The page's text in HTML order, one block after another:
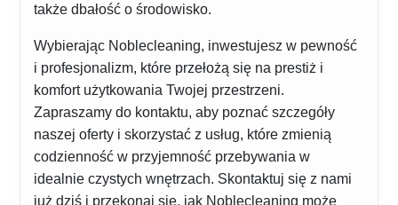
także dbałość o środowisko.
Wybierając Noblecleaning, inwestujesz w pewność
i profesjonalizm, które przełożą się na prestiż i
komfort użytkowania Twojej przestrzeni.
Zapraszamy do kontaktu, aby poznać szczegóły
naszej oferty i skorzystać z usług, które zmienią
codzienność w przyjemność przebywania w
idealnie czystych wnętrzach. Skontaktuj się z nami
już dziś i przekonaj się, jak Noblecleaning może